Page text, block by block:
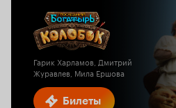
Билеты
Гарик Харламов, Дмитрий
Журавлев, Мила Ершова